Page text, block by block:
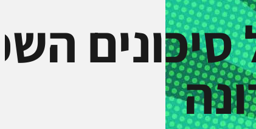
סיכונים